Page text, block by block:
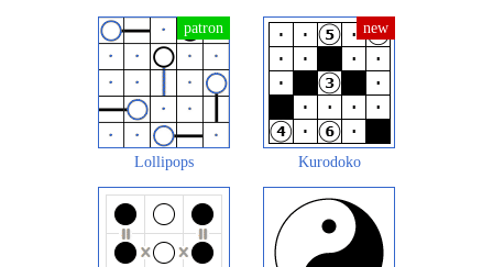
Lollipops Kurodoko